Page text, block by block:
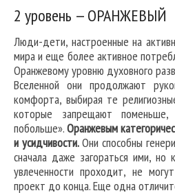
2 уровень — ОРАНЖЕВЫЙ
Люди-дети, настроенные на
мира и еще более активное
Оранжевому уровню духовного
Вселенной они продолжают
комфорта, выбирая те
которые запрещают
побольше».Оранжевым
и усидчивости.Они способны
сначала даже загораться ими, но
увлеченности проходит, не
проект до конца. Еще одна